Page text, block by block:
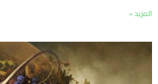
المزيد »